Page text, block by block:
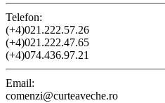
Telefon:
(+4)021.222.57.26
(+4)021.222.47.65
(+4)074.436.97.21
Email:
comenzi@curteaveche.ro